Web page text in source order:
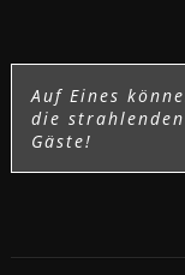
Auf Eines
die
Gäste!